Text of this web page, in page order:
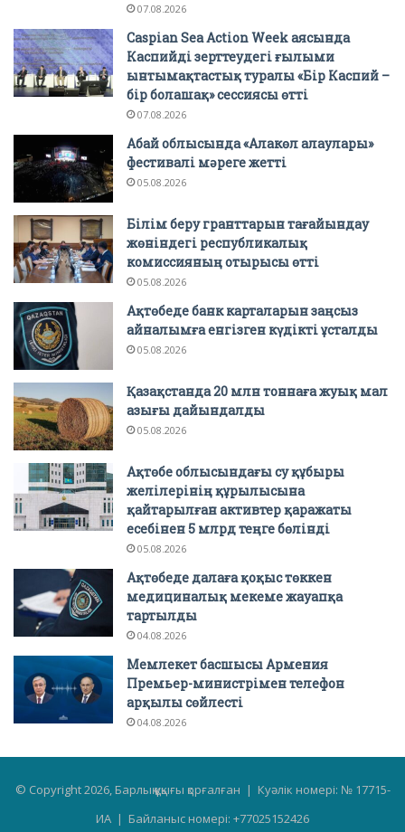
07.08.2026
Caspian Sea Action Week аясында
Каспийді зерттеудегі ғылыми
ынтымақтастық туралы «Бір Каспий –
бір болашақ» сессиясы өтті
07.08.2026
Абай облысында «Алакөл алаулары»
фестивалі мәреге жетті
05.08.2026
Білім беру гранттарын тағайындау
жөніндегі республикалық
комиссияның отырысы өтті
05.08.2026
Ақтөбеде банк карталарын заңсыз
айналымға енгізген күдікті ұсталды
05.08.2026
Қазақстанда 20 млн тоннаға жуық мал
азығы дайындалды
05.08.2026
Ақтөбе облысындағы су құбыры
желілерінің құрылысына
қайтарылған активтер қаражаты
есебінен 5 млрд теңге бөлінді
05.08.2026
Ақтөбеде далаға қоқыс төккен
медициналық мекеме жауапқа
тартылды
04.08.2026
Мемлекет басшысы Армения
Премьер-министрімен телефон
арқылы сөйлесті
04.08.2026
© Copyright 2026, Барлық құқығы қорғалған | Куәлік номері: № 17715-
ИА | Байланыс номері: +77025152426